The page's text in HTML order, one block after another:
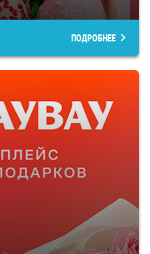
ПОДРОБНЕЕ